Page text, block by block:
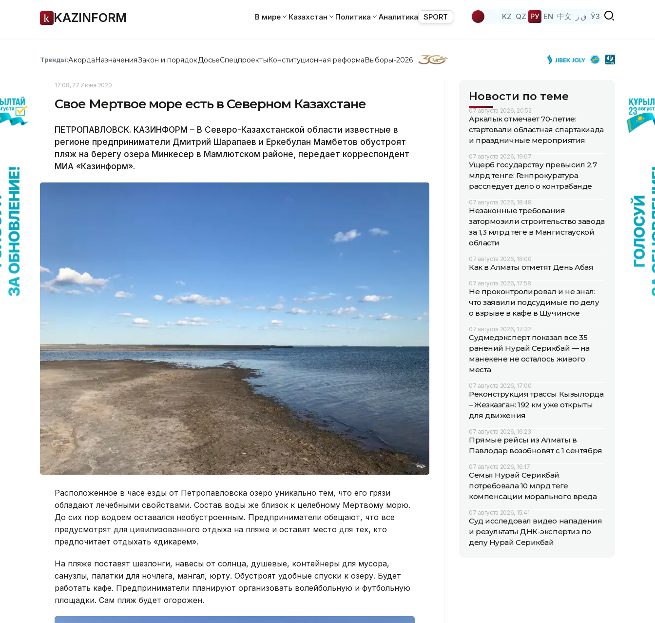
KAZINFORM В мире Казахстан Политика Аналитика SPORT KZ QZ РУ EN 中文 ق ز ЎЗ
Тренды:АкордаНазначенияЗакон и порядок ДосьеСпецпроектыКонституционная реформаВыборы-2026
17:08, 27 Июня 2020
Свое Мертвое море есть в Северном Казахстане
ПЕТРОПАВЛОВСК. КАЗИНФОРМ – В Северо-Казахстанской области известные в
регионе предприниматели Дмитрий Шарапаев и Еркебулан Мамбетов обустроят
пляж на берегу озера Минкесер в Мамлютском районе, передает корреспондент
МИА «Казинформ».
Расположенное в часе езды от Петропавловска озеро уникально тем, что его грязи
обладают лечебными свойствами. Состав воды же близок к целебному Мертвому морю.
До сих пор водоем оставался необустроенным. Предприниматели обещают, что все
предусмотрят для цивилизованного отдыха на пляже и оставят место для тех, кто
предпочитает отдыхать «дикарем».
На пляже поставят шезлонги, навесы от солнца, душевые, контейнеры для мусора,
санузлы, палатки для ночлега, мангал, юрту. Обустроят удобные спуски к озеру. Будет
работать кафе. Предприниматели планируют организовать волейбольную и футбольную
площадки. Сам пляж будет огорожен.
Новости по теме
07 августа 2026, 20:52
Аркалык отмечает 70-летие:
стартовали областная спартакиада
и праздничные мероприятия
07 августа 2026, 19:07
Ущерб государству превысил 2,7
млрд тенге: Генпрокуратура
расследует дело о контрабанде
07 августа 2026, 18:48
Незаконные требования
затормозили строительство завода
за 1,3 млрд теңге в Мангистауской
области
07 августа 2026, 18:00
Как в Алматы отметят День Абая
07 августа 2026, 17:58
Не проконтролировал и не знал:
что заявили подсудимые по делу
о взрыве в кафе в Щучинске
07 августа 2026, 17:32
Судмедэксперт показал все 35
ранений Нурай Серикбай — на
манекене не осталось живого
места
07 августа 2026, 17:00
Реконструкция трассы Кызылорда
– Жезказган: 192 км уже открыты
для движения
07 августа 2026, 16:23
Прямые рейсы из Алматы в
Павлодар возобновят с 1 сентября
07 августа 2026, 16:17
Семья Нурай Серикбай
потребовала 10 млрд теңге
компенсации морального вреда
07 августа 2026, 15:41
Суд исследовал видео нападения
и результаты ДНК-экспертиз по
делу Нурай Серикбай